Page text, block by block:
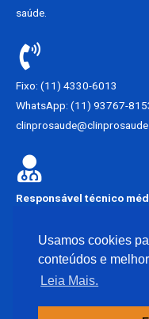
Usamos cookies
conteúdos e
Leia Mais.
saúde.
Fixo: (11) 4330-6013
WhatsApp: (11) 93767-
Responsável técnico
CRM – SP 62449
Não atendemos emergência.